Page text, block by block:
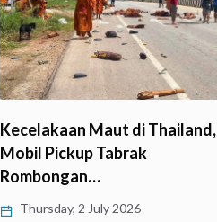
Kecelakaan Maut di Thailand,
Mobil Pickup Tabrak
Rombongan…
Thursday, 2 July 2026